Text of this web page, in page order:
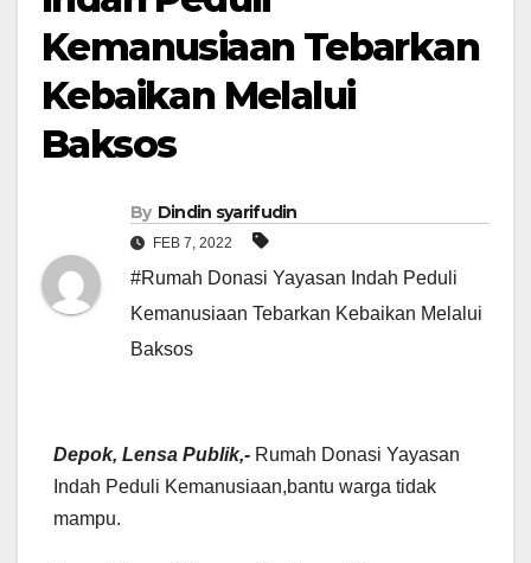
Kemanusiaan Tebarkan
Kebaikan Melalui
Baksos
By Dindin syarifudin
FEB 7, 2022
#Rumah Donasi Yayasan Indah Peduli
Kemanusiaan Tebarkan Kebaikan Melalui
Baksos
Depok, Lensa Publik,- Rumah Donasi Yayasan
Indah Peduli Kemanusiaan,bantu warga tidak
mampu.